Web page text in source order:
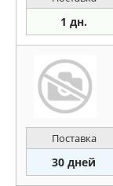
1 дн.
Поставка
30 дней